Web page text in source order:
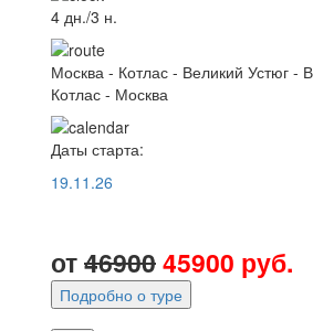
4 дн./3 н.
Москва - Котлас - Великий Устюг -
Котлас - Москва
Даты старта:
19.11.26
от4690045900 руб.
Подробно о туре